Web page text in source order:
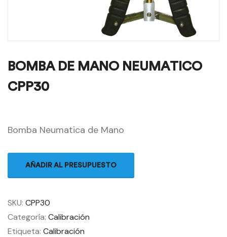
BOMBA DE MANO NEUMATICO
CPP30
Bomba Neumatica de Mano
AÑADIR AL PRESUPUESTO
SKU: CPP30
Categoría: Calibración
Etiqueta: Calibración